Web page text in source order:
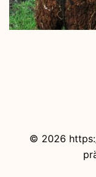
© 2026